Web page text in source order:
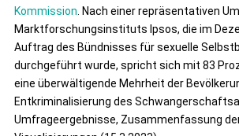
Kommission . Nach einer repräsentativen
Marktforschungsinstituts Ipsos, die im
Auftrag des Bündnisses für sexuelle
durchgeführt wurde, spricht sich mit 83
eine überwältigende Mehrheit der
Entkriminalisierung des
Umfrageergebnisse, Zusammenfassung